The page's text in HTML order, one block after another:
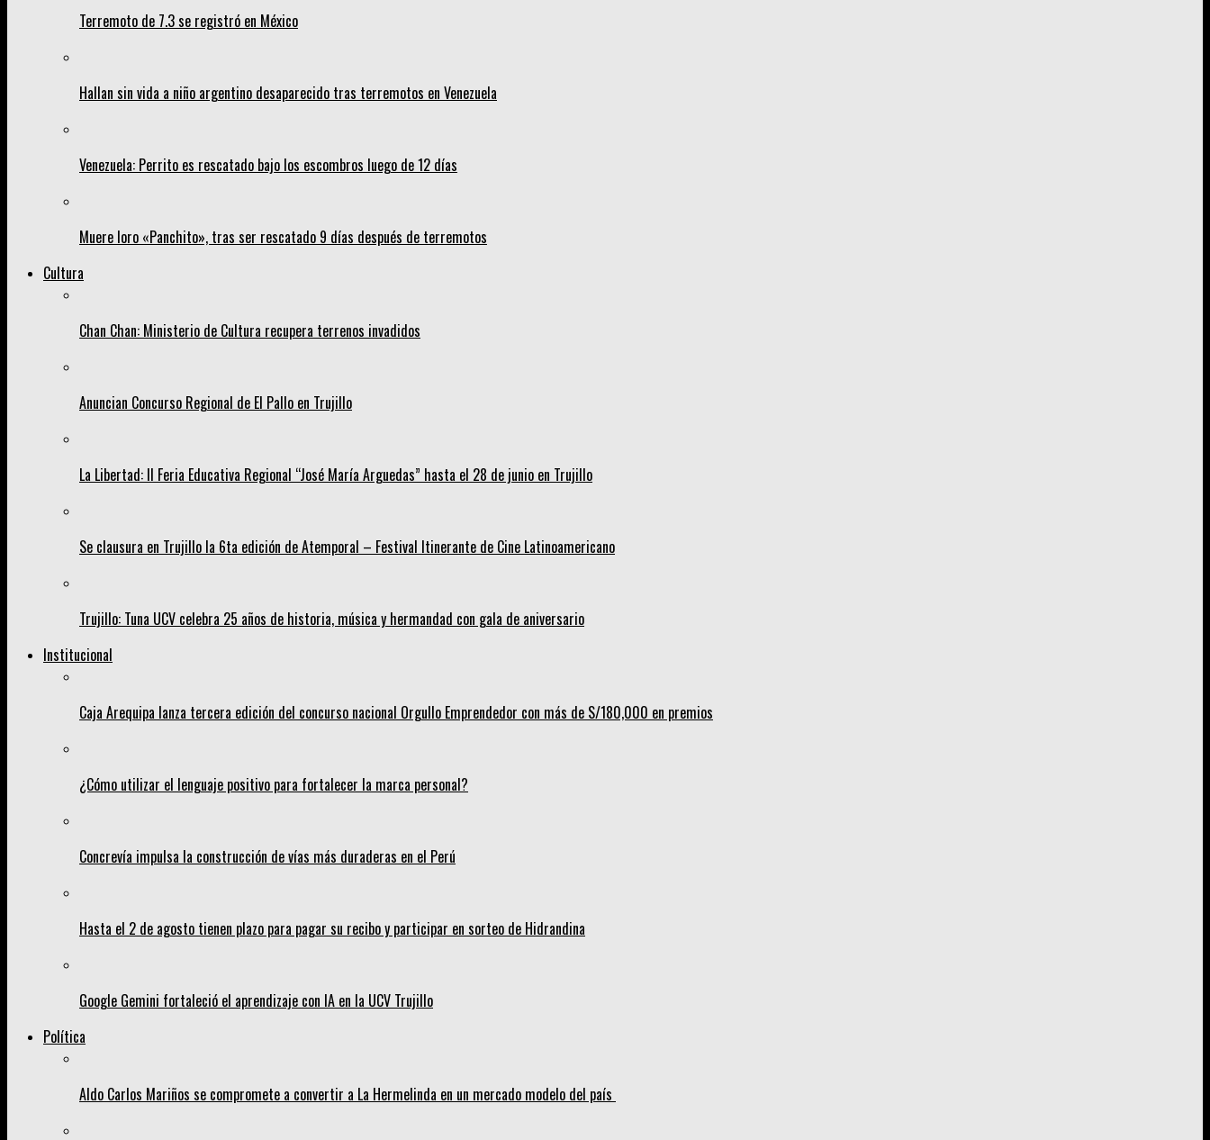
Terremoto de 7.3 se registró en México
Hallan sin vida a niño argentino desaparecido tras terremotos en Venezuela
Venezuela: Perrito es rescatado bajo los escombros luego de 12 días
Muere loro «Panchito», tras ser rescatado 9 días después de terremotos
Cultura
Chan Chan: Ministerio de Cultura recupera terrenos invadidos
Anuncian Concurso Regional de El Pallo en Trujillo
La Libertad: II Feria Educativa Regional “José María Arguedas” hasta el 28 de junio en Trujillo
Se clausura en Trujillo la 6ta edición de Atemporal – Festival Itinerante de Cine Latinoamericano
Trujillo: Tuna UCV celebra 25 años de historia, música y hermandad con gala de aniversario
Institucional
Caja Arequipa lanza tercera edición del concurso nacional Orgullo Emprendedor con más de S/180,000 en premios
¿Cómo utilizar el lenguaje positivo para fortalecer la marca personal?
Concrevía impulsa la construcción de vías más duraderas en el Perú
Hasta el 2 de agosto tienen plazo para pagar su recibo y participar en sorteo de Hidrandina
Google Gemini fortaleció el aprendizaje con IA en la UCV Trujillo
Política
Aldo Carlos Mariños se compromete a convertir a La Hermelinda en un mercado modelo del país